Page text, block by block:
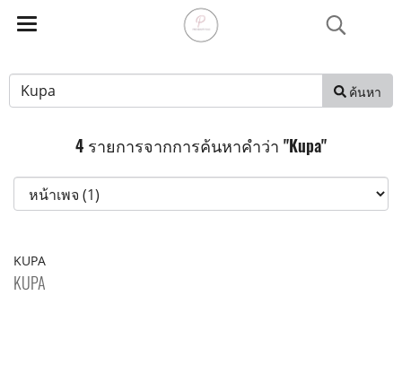
ค้นหา
4 รายการจากการค้นหาคำว่า "Kupa"
KUPA
KUPA